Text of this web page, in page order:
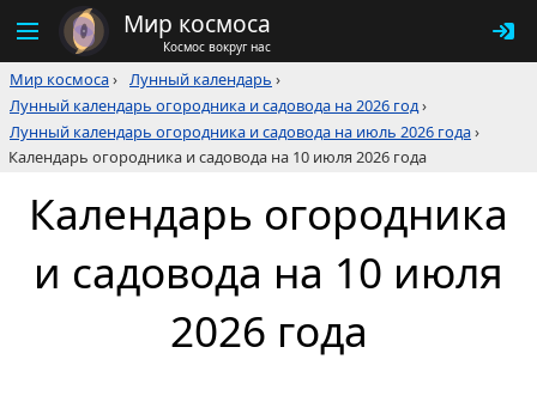
Мир космоса
Космос вокруг нас
Мир космоса› Лунный календарь ›
Лунный календарь огородника и садовода на 2026 год›
Лунный календарь огородника и садовода на июль 2026 года›
Календарь огородника и садовода на 10 июля 2026 года
Календарь огородника
и садовода на 10 июля
2026 года